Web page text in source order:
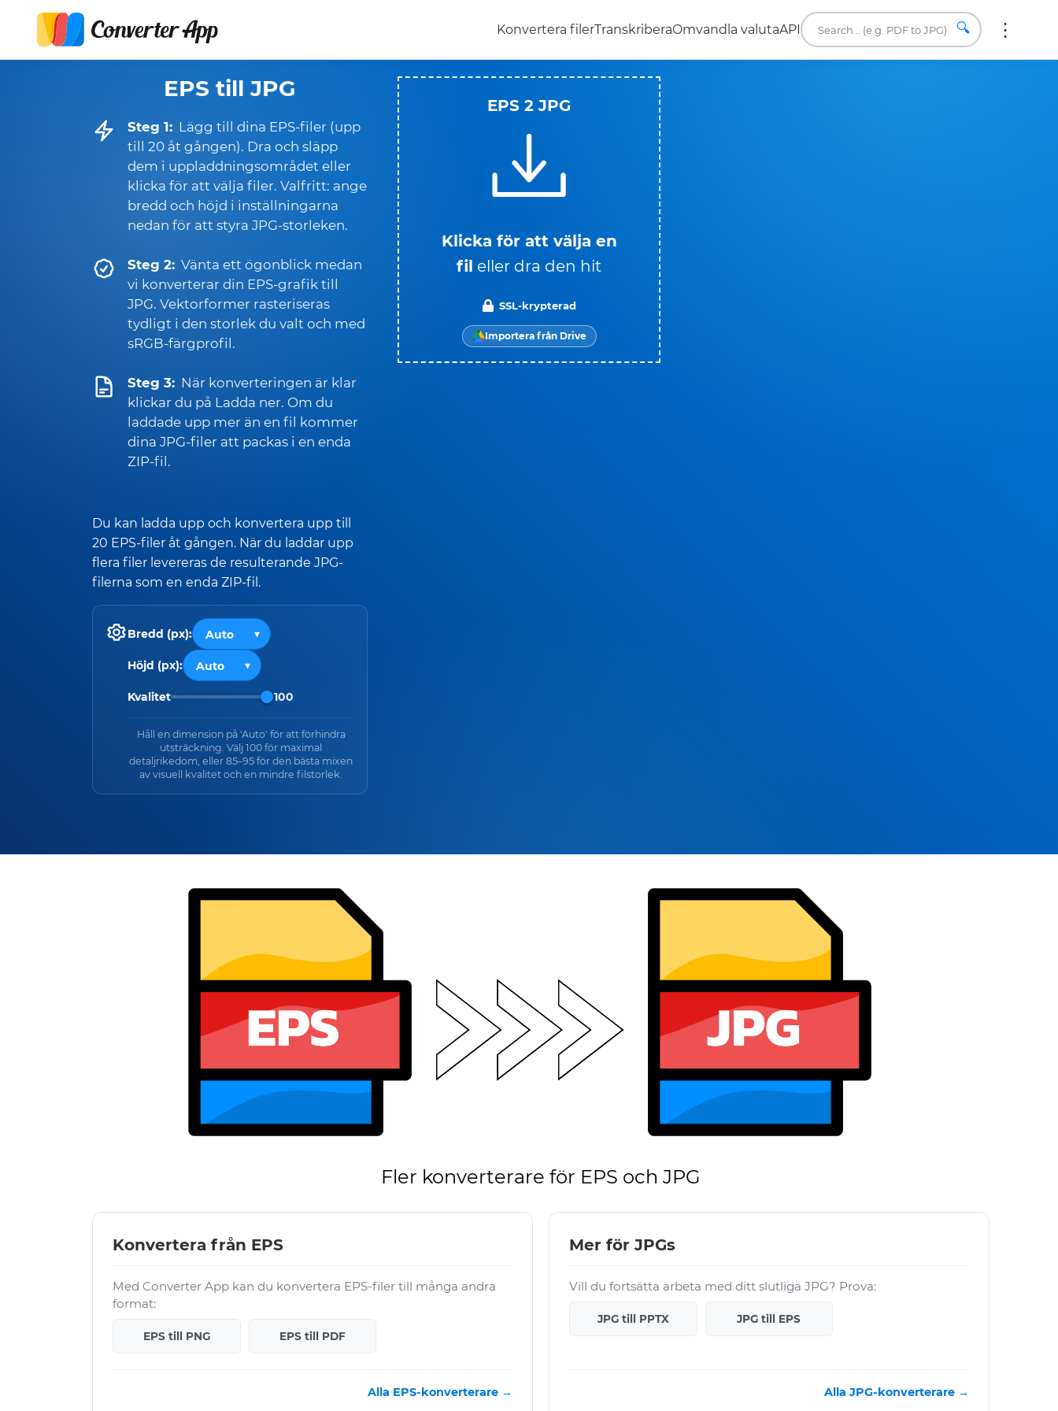
Konvertera filerTranskriberaOmvandla valutaAPI 🔍
EPS till JPG
Steg 1: Lägg till dina EPS-filer (upp
till 20 åt gången). Dra och släpp
dem i uppladdningsområdet eller
klicka för att välja filer. Valfritt: ange
bredd och höjd i inställningarna
nedan för att styra JPG-storleken.
Steg 2: Vänta ett ögonblick medan
vi konverterar din EPS-grafik till
JPG. Vektorformer rasteriseras
tydligt i den storlek du valt och med
sRGB-färgprofil.
Steg 3: När konverteringen är klar
klickar du på Ladda ner. Om du
laddade upp mer än en fil kommer
dina JPG-filer att packas i en enda
ZIP-fil.
Du kan ladda upp och konvertera upp till
20 EPS-filer åt gången. När du laddar upp
flera filer levereras de resulterande JPG-
filerna som en enda ZIP-fil.
Bredd (px):
Höjd (px):
Kvalitet 100
Håll en dimension på 'Auto' för att förhindra
utsträckning. Välj 100 för maximal
detaljrikedom, eller 85–95 för den bästa mixen
av visuell kvalitet och en mindre filstorlek.
EPS 2 JPG
Klicka för att välja en
fil eller dra den hit
SSL-krypterad
Importera från Drive
Fler konverterare för EPS och JPG
Konvertera från EPS
Med Converter App kan du konvertera EPS-filer till många andra
format:
EPS till PNG EPS till PDF
Alla EPS-konverterare →
Mer för JPGs
Vill du fortsätta arbeta med ditt slutliga JPG? Prova:
JPG till PPTX JPG till EPS
Alla JPG-konverterare →